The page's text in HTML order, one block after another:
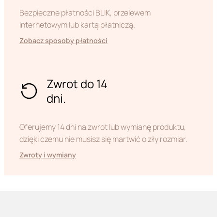
Bezpieczne płatności BLIK, przelewem
internetowym lub kartą płatniczą.
Zobacz sposoby płatności
Zwrot do 14
dni.
Oferujemy 14 dni na zwrot lub wymianę produktu,
dzięki czemu nie musisz się martwić o zły rozmiar.
Zwroty i wymiany